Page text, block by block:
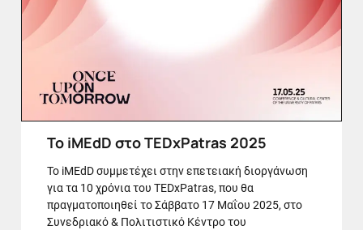
Το iMEdD στο TEDxPatras 2025
To iMEdD συμμετέχει στην επετειακή διοργάνωση
για τα 10 χρόνια του TEDxPatras, που θα
πραγματοποιηθεί το Σάββατο 17 Μαΐου 2025, στο
Συνεδριακό & Πολιτιστικό Κέντρο του